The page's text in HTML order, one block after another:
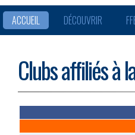
ACCUEIL DÉCOUVRIR
Clubs affiliés à